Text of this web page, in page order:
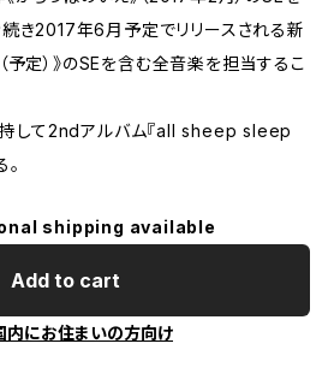
き2017年6月予定でリリースされる新
予定）》のSEを含む全音楽を担当するこ
して2ndアルバム『all sheep sleep
shipping available
Add to cart
内にお住まいの方向け